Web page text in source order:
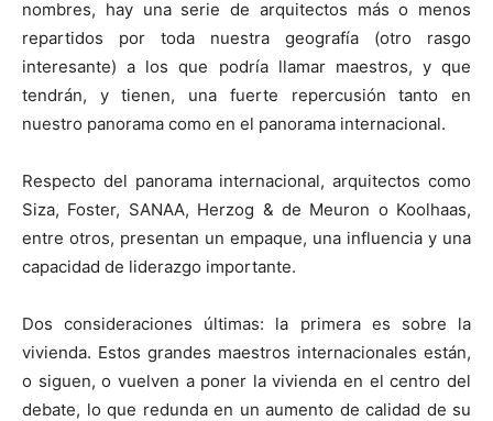
nombres, hay una serie de arquitectos más o menos
repartidos por toda nuestra geografía (otro rasgo
interesante) a los que podría llamar maestros, y que
tendrán, y tienen, una fuerte repercusión tanto en
nuestro panorama como en el panorama internacional.
Respecto del panorama internacional, arquitectos como
Siza, Foster, SANAA, Herzog & de Meuron o Koolhaas,
entre otros, presentan un empaque, una influencia y una
capacidad de liderazgo importante.
Dos consideraciones últimas: la primera es sobre la
vivienda. Estos grandes maestros internacionales están,
o siguen, o vuelven a poner la vivienda en el centro del
debate, lo que redunda en un aumento de calidad de su